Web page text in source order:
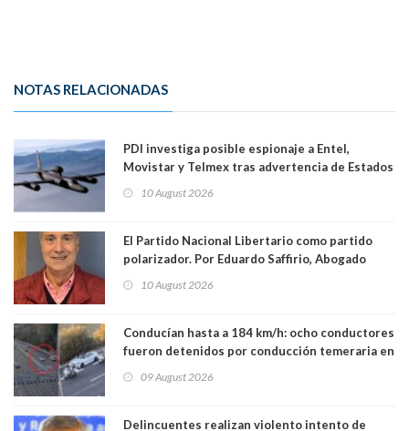
NOTAS RELACIONADAS
PDI investiga posible espionaje a Entel,
Movistar y Telmex tras advertencia de Estados
10 August 2026
El Partido Nacional Libertario como partido
polarizador. Por Eduardo Saffirio, Abogado
10 August 2026
Conducían hasta a 184 km/h: ocho conductores
fueron detenidos por conducción temeraria en
09 August 2026
Delincuentes realizan violento intento de